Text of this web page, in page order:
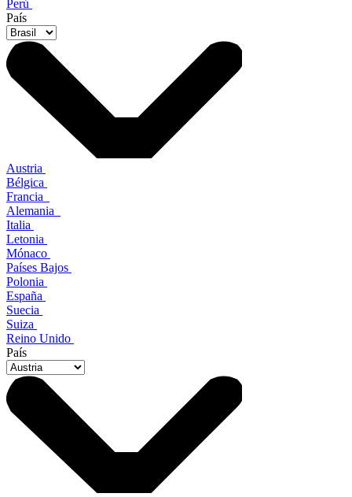
Perú
País
Austria
Bélgica
Francia
Alemania
Italia
Letonia
Mónaco
Países Bajos
Polonia
España
Suecia
Suiza
Reino Unido
País